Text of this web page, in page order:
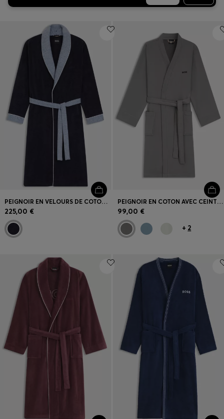
Découvrez
Connexion / Inscription
Articles)
FAQ et aide
Magasins
Langue (
)
PEIGNOIR EN VELOURS DE COTON MARINE À FINITIONS TEXTURÉES
225,00 €
PEIGNOIR EN COTON AVEC CEINTURE À RAYURES EMBLÉMATIQUES
99,00 €
+ 2